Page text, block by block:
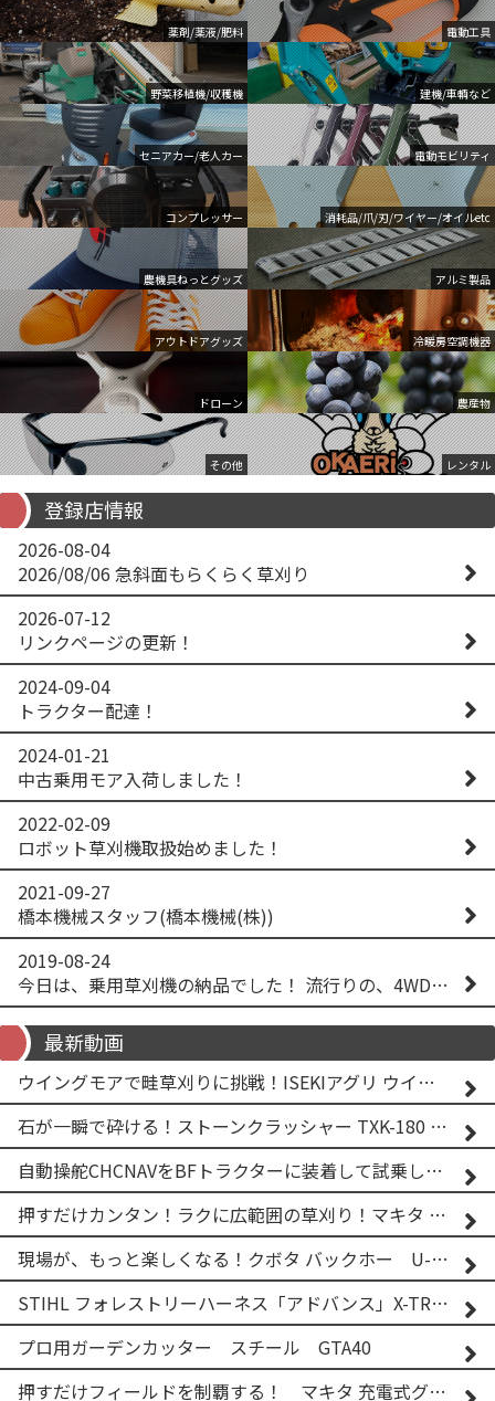
薬剤/薬液/肥料 電動工具
野菜移植機/収穫機 建機/車輌など
セニアカー/老人カー 電動モビリティ
コンプレッサー 消耗品/爪/刃/ワイヤー/オイルetc
農機具ねっとグッズ アルミ製品
アウトドアグッズ 冷暖房空調機器
ドローン 農産物
その他 レンタル
登録店情報
2026-08-04
2026/08/06 急斜面もらくらく草刈り
2026-07-12
リンクページの更新！
2024-09-04
トラクター配達！
2024-01-21
中古乗用モア入荷しました！
2022-02-09
ロボット草刈機取扱始めました！
2021-09-27
橋本機械スタッフ(橋本機械(株))
2019-08-24
今日は、乗用草刈機の納品でした！ 流行りの、4WD！ #イセキアグリ #オーレック #四駆 #増税間近
最新動画
ウイングモアで畦草刈りに挑戦！ISEKIアグリ ウイングモア WM746AF
石が一瞬で砕ける！ストーンクラッシャー TXK-180 実演
自動操舵CHCNAVをBFトラクターに装着して試乗してみた！！ CHCNAV NX610
押すだけカンタン！ラクに広範囲の草刈り！マキタ バッテリー式草刈り機 MUG001G 2
現場が、もっと楽しくなる！クボタ バックホー U-25-3A
STIHL フォレストリーハーネス「アドバンス」X-TREEm
プロ用ガーデンカッター スチール GTA40
押すだけフィールドを制覇する！ マキタ 充電式グランドトリマー MUG001G